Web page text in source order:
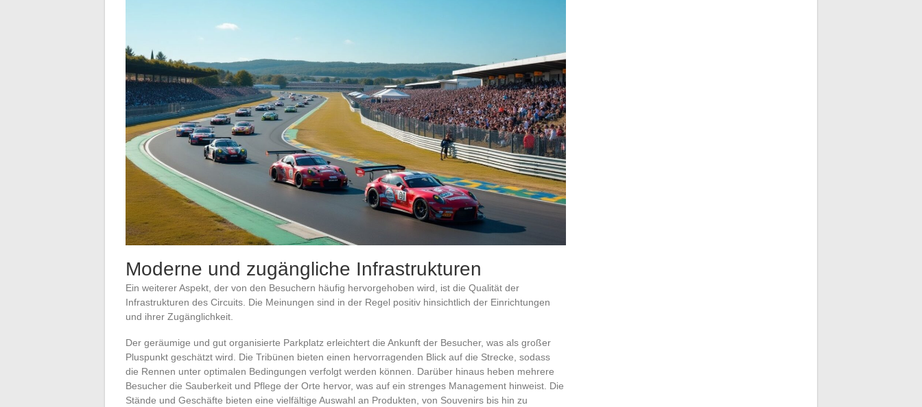
Moderne und zugängliche Infrastrukturen
Ein weiterer Aspekt, der von den Besuchern häufig hervorgehoben wird, ist die Qualität der
Infrastrukturen des Circuits. Die Meinungen sind in der Regel positiv hinsichtlich der Einrichtungen
und ihrer Zugänglichkeit.
Der geräumige und gut organisierte Parkplatz erleichtert die Ankunft der Besucher, was als großer
Pluspunkt geschätzt wird. Die Tribünen bieten einen hervorragenden Blick auf die Strecke, sodass
die Rennen unter optimalen Bedingungen verfolgt werden können. Darüber hinaus heben mehrere
Besucher die Sauberkeit und Pflege der Orte hervor, was auf ein strenges Management hinweist. Die
Stände und Geschäfte bieten eine vielfältige Auswahl an Produkten, von Souvenirs bis hin zu